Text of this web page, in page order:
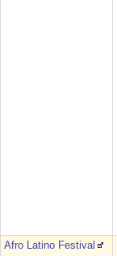
Afro Latino Festival